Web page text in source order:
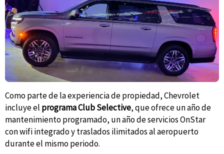
Como parte de la experiencia de propiedad, Chevrolet
incluye el programa Club Selective, que ofrece un año de
mantenimiento programado, un año de servicios OnStar
con wifi integrado y traslados ilimitados al aeropuerto
durante el mismo periodo.